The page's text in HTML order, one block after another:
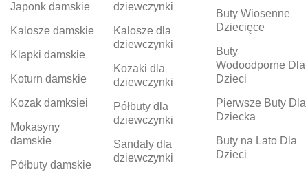
Japonk damskie
Kalosze damskie
Klapki damskie
Koturn damskie
Kozak damksiei
Mokasyny
damskie
Półbuty damskie
dziewczynki
Kalosze dla
dziewczynki
Kozaki dla
dziewczynki
Półbuty dla
dziewczynki
Sandały dla
dziewczynki
Buty Wiosenne
Dziecięce
Buty
Wodoodporne Dla
Dzieci
Pierwsze Buty Dla
Dziecka
Buty na Lato Dla
Dzieci